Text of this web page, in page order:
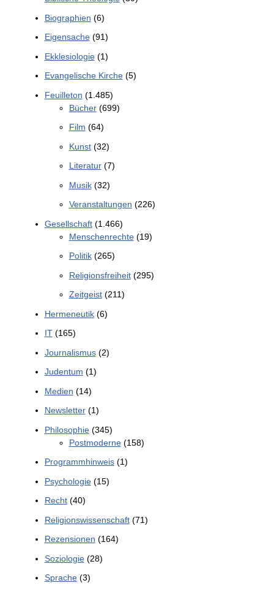
Biographien (6)
Eigensache(91)
Ekklesiologie(1)
Evangelische Kirche(5)
Feuilleton (1.485)
Bücher(699)
Film (64)
Kunst(32)
Literatur(7)
Musik(32)
Veranstaltungen (226)
Gesellschaft(1.466)
Menschenrechte(19)
Politik(265)
Religionsfreiheit(295)
Zeitgeist(211)
Hermeneutik(6)
IT(165)
Journalismus(2)
Judentum (1)
Medien (14)
Newsletter(1)
Philosophie(345)
Postmoderne(158)
Programmhinweis(1)
Psychologie(15)
Recht(40)
Religionswissenschaft(71)
Rezensionen (164)
Soziologie(28)
Sprache(3)